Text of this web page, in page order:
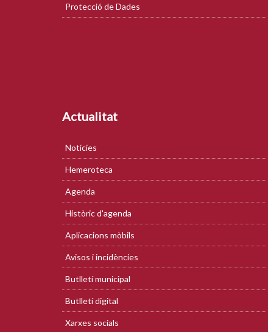
Protecció de Dades
Actualitat
Notícies
Hemeroteca
Agenda
Històric d'agenda
Aplicacions mòbils
Avisos i incidències
Butlletí municipal
Butlletí digital
Xarxes socials